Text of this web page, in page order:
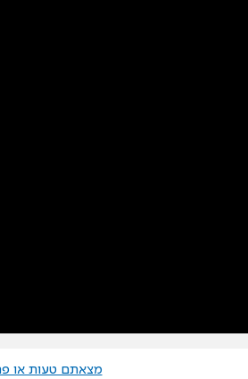
מצאתם טעות או